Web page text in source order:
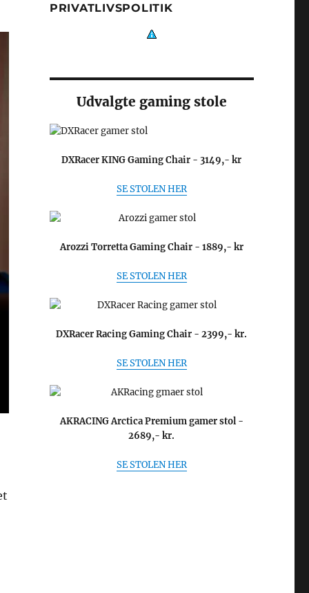
PRIVATLIVSPOLITIK
Udvalgte gaming stole
DXRacer KING Gaming Chair - 3149,- kr
SE STOLEN HER
Arozzi Torretta Gaming Chair - 1889,- kr
SE STOLEN HER
DXRacer Racing Gaming Chair - 2399,- kr.
SE STOLEN HER
AKRACING Arctica Premium gamer stol -
2689,- kr.
SE STOLEN HER